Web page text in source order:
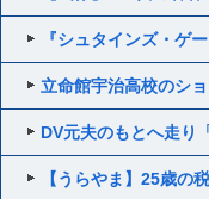
『シュタインズ・ゲ
立命館宇治高校のシ
DV元夫のもとへ走り
【うらやま】25歳の